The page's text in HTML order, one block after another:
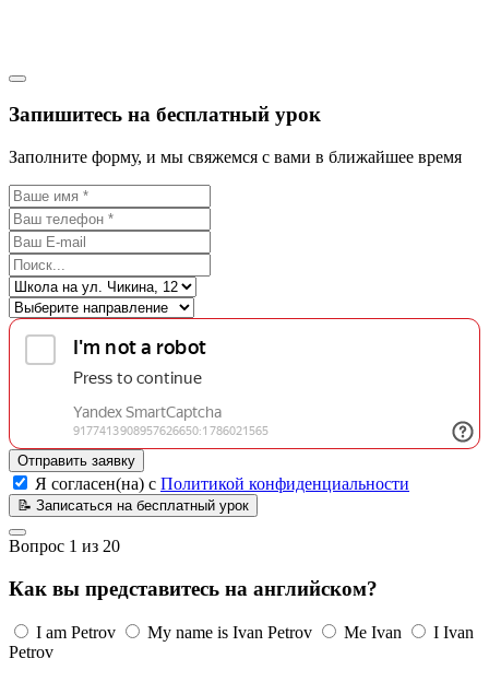
Запишитесь на бесплатный урок
Заполните форму, и мы свяжемся с вами в ближайшее время
Отправить заявку
Я согласен(на) с Политикой конфиденциальности
📝 Записаться на бесплатный урок
Вопрос 1 из 20
Как вы представитесь на английском?
I am Petrov My name is Ivan Petrov Me Ivan
I Ivan
Petrov